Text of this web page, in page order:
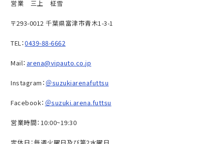
営業 三上 柾雪
〒293-0012 千葉県富津市青木1-3-1
TEL：0439-88-6662
Mail： arena@vipauto.co.jp
Instagram： ＠suzukiarenafuttsu
Facebook： ＠suzuki.arena.futtsu
営業時間：10:00~19:30